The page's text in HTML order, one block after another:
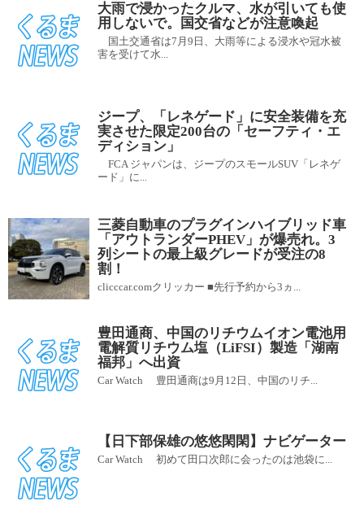
大雨で浸かったクルマ、水が引いても使
用しないで。国交省などが注意喚起
国土交通省は7月9日、大雨等による浸水や冠水被
害を受けて水...
ジープ、「レネゲード」に安全装備を充
実させた限定200台の「セーフティ・エ
ディション」
FCA ジャパンは、ジープのスモールSUV「レネゲ
ード」に...
三菱自動車のプラグインハイブリッド車
「アウトランダーPHEV」が爆売れ。3
列シートの最上級グレードが受注の8
割！
clicccar.comクリッカー ■先行予約から3ヵ...
豊田通商、中国のリチウムイオン電池用
電解質リチウム塩（LiFSI）製造「湖南
福邦」へ出資
Car Watch 豊田通商は9月12日、中国のリチ...
【日下部保雄の悠悠閑閑】ナビゲーター
Car Watch 初めて田口次郎に会ったのは池袋に...